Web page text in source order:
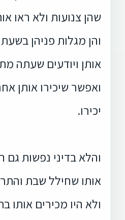
שהן צנועות ולא ראו
והן מגלות פניהן בשעת
אותן ויודעים שעתה
ואפשר שיכירו אותן
יכירו.
והלא בדיני נפשות גם
אותו שחילל שבת
ולא היו מכירים אותו